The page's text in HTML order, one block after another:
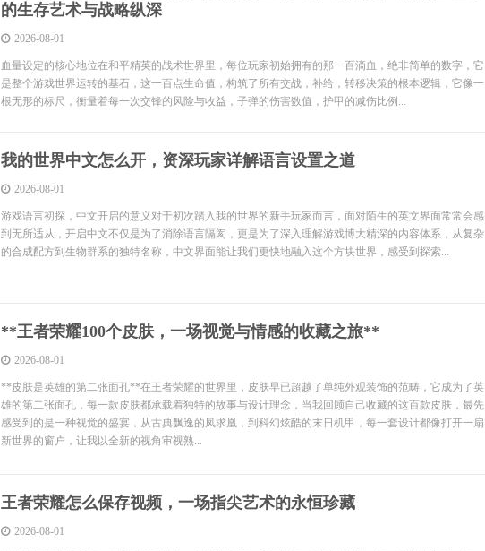
的生存艺术与战略纵深
2026-08-01
血量设定的核心地位在和平精英的战术世界里，每位玩家初始拥有的那一百滴血，绝非简单的数字，它
是整个游戏世界运转的基石，这一百点生命值，构筑了所有交战，补给，转移决策的根本逻辑，它像一
根无形的标尺，衡量着每一次交锋的风险与收益，子弹的伤害数值，护甲的减伤比例...
我的世界中文怎么开，资深玩家详解语言设置之道
2026-08-01
游戏语言初探，中文开启的意义对于初次踏入我的世界的新手玩家而言，面对陌生的英文界面常常会感
到无所适从，开启中文不仅是为了消除语言隔阂，更是为了深入理解游戏博大精深的内容体系，从复杂
的合成配方到生物群系的独特名称，中文界面能让我们更快地融入这个方块世界，感受到探索...
**王者荣耀100个皮肤，一场视觉与情感的收藏之旅**
2026-08-01
**皮肤是英雄的第二张面孔**在王者荣耀的世界里，皮肤早已超越了单纯外观装饰的范畴，它成为了英
雄的第二张面孔，每一款皮肤都承载着独特的故事与设计理念，当我回顾自己收藏的这百款皮肤，最先
感受到的是一种视觉的盛宴，从古典飘逸的凤求凰，到科幻炫酷的末日机甲，每一套设计都像打开一扇
新世界的窗户，让我以全新的视角审视熟...
王者荣耀怎么保存视频，一场指尖艺术的永恒珍藏
2026-08-01